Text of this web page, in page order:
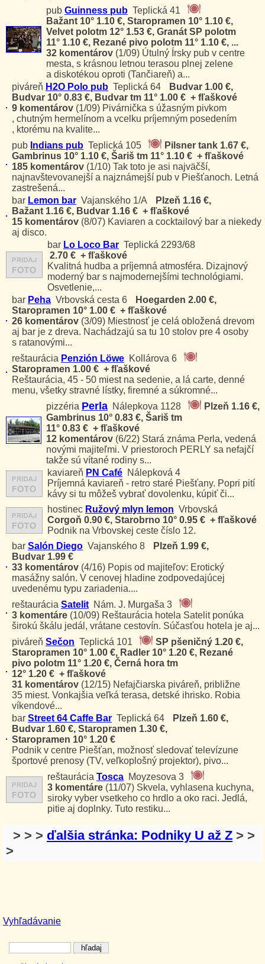
Vyhľadávanie
pub Guinness pub Teplická 41
Bažant 10° 1.10 €, Staropramen 10° 1.10 €,
Velvet polotm 12° 1.53 €, Granát SP polotm
11° 1.10 €, Rezané pivo polotm 11° 1.10 €, ...
32 komentárov (1/09) Útulný Írsky pub v centre
mesta, s krásnou letnou terasou plnej zelene
a diskotékou oproti (Tančiareň) a...
piváreň H2O Polo pub Teplická 64
Budvar 1.00 €,
Budvar 10° 0.83 €, Budvar tm 11° 1.00 € + fľaškové
9 komentárov (1/09) Pivárnička s úžasným pivkom
, chutným hermelínom a vcelku príjemným posedením
, ktorému na kvalite...
pub Indians pub Teplická 105
Pilsner tank 1.67 €,
Gambrinus 10° 1.10 €, Šariš tm 11° 1.10 € + fľaškové
185 komentárov (1/10) Tak toto je asi najväčší,
najnavštevovanejší a najznámejší pub v Piešťanoch. Letná
zastrešená...
bar Lemon bar Vajanského 1/A
Plzeň 1.16 €,
Bažant 1.16 €, Budvar 1.16 € + fľaškové
15 komentárov (8/07) Kaviaren a cocktailový bar a niekedy
aj disco.
bar Lo Loco Bar Teplická 2293/68
2.70 € + fľaškové
Kvalitná hudba a príjemná atmosféra. Dizajnový
moderný bar s najmodernejšími technológiami.
Osvetlenie,...
bar Peha Vrbovská cesta 6
Hoegarden 2.00 €,
Staropramen 10° 1.00 € + fľaškové
26 komentárov (3/09) Miestnosť je celá obložená drevom
aj bar je z dreva. Nachádzajú sa tu 10 stolov pre 4 osoby
s ratanovými...
reštaurácia Penzión Löwe Kollárova 6
Staropramen 1.00 € + fľaškové
Reštaurácia, 45 - 50 miest na sedenie, a lá carte, denné
menu, všetky stravné lístky, firemné a súkromné...
pizzéria Perla Nálepkova 1128
Plzeň 1.16 €,
Gambrinus 10° 0.83 €, Šariš tm
11° 0.83 € + fľaškové
12 komentárov (6/22) Stará známa Perla, vedená
novými majiteľmi. V priestoroch PERLY sa nefajčí
takže sú vítané rodiny s...
kaviareň PN Café Nálepková 4
Príjemná kaviareň - retro staré Piešťany. Popri pití
kávy si tu môžeš vybrať dovolenku, kúpiť či...
hostinec Ružový mlyn lemon Vrbovská
Corgoň 0.90 €, Starobrno 10° 0.95 € + fľaškové
Podnik na Vrbovskej ceste číslo 12.
bar Salón Diego Vajanského 8
Plzeň 1.99 €,
Budvar 1.99 €
33 komentárov (4/16) Popis od majiteľov: Erotický
masážny salón. V cenovej hladine zodpovedajúcej
uvedenému typu zariadenia....
reštaurácia Satelit Nám. J. Murgaša 3
3 komentáre (10/09) Reštaurácia hotela Satelit ponúka
širokú škálu jedál, vrátane cestovín. Súčasťou hotela je aj...
piváreň Sečon Teplická 101
SP pšeničný 1.20 €,
Staropramen 10° 1.00 €, Radler 10° 1.20 €, Rezané
pivo polotm 11° 1.20 €, Černá hora tm
12° 1.20 € + fľaškové
31 komentárov (12/15) Nefajčiarska piváreň, približne
35 miest. Vonkajšia veľká terasa, detské ihrisko. Robia
víkendové...
bar Street 64 Caffe Bar Teplická 64
Plzeň 1.60 €,
Budvar 1.60 €, Staropramen 1.30 €,
Staropramen 10° 1.20 €
Podnik v centre Piešťan, možnosť sledovať televízune
športové prenosy (TV, veľkoplošný projektor), pivo...
reštaurácia Tosca Moyzesova 3
3 komentáre (11/07) Skvela, vyhlasena kuchyna,
siroky vyber vsetkeho co hrdlo a oko raci. Jedlá,
pitie aj doplnky. Tuto restiku...
> > > ďalšia stránka: Podniky U až Z > >
>